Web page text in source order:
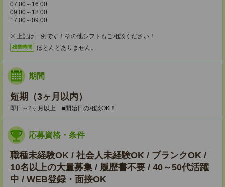
07:00～16:00
09:00～18:00
17:00～09:00
※ 上記は一例です！その他シフトもご相談ください！
残業時間 ほとんどありません。
期間
短期（3ヶ月以内）
即日～2ヶ月以上 ■開始日の相談OK！
応募資格・条件
職種未経験OK / 社会人未経験OK / ブランクOK /
10名以上の大量募集 / 履歴書不要 / 40～50代活躍
中 / WEB登録・面接OK